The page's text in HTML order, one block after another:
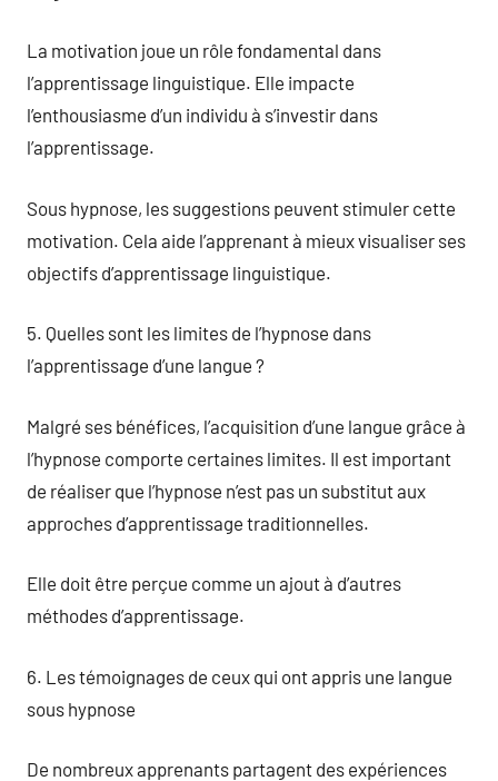
La motivation joue un rôle fondamental dans
l’apprentissage linguistique. Elle impacte
l’enthousiasme d’un individu à s’investir dans
l’apprentissage.
Sous hypnose, les suggestions peuvent stimuler cette
motivation. Cela aide l’apprenant à mieux visualiser ses
objectifs d’apprentissage linguistique.
5. Quelles sont les limites de l’hypnose dans
l’apprentissage d’une langue ?
Malgré ses bénéfices, l’acquisition d’une langue grâce à
l’hypnose comporte certaines limites. Il est important
de réaliser que l’hypnose n’est pas un substitut aux
approches d’apprentissage traditionnelles.
Elle doit être perçue comme un ajout à d’autres
méthodes d’apprentissage.
6. Les témoignages de ceux qui ont appris une langue
sous hypnose
De nombreux apprenants partagent des expériences